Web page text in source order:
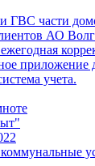
ГВС части
АО
приложение
учета.